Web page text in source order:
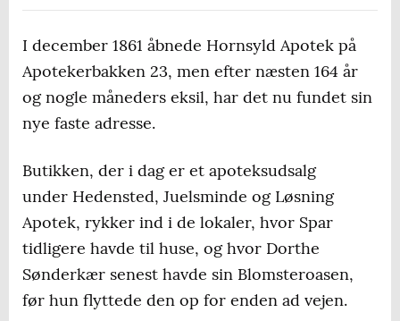
I december 1861 åbnede Hornsyld Apotek på
Apotekerbakken 23, men efter næsten 164 år
og nogle måneders eksil, har det nu fundet sin
nye faste adresse.
Butikken, der i dag er et apoteksudsalg
under Hedensted, Juelsminde og Løsning
Apotek, rykker ind i de lokaler, hvor Spar
tidligere havde til huse, og hvor Dorthe
Sønderkær senest havde sin Blomsteroasen,
før hun flyttede den op for enden ad vejen.